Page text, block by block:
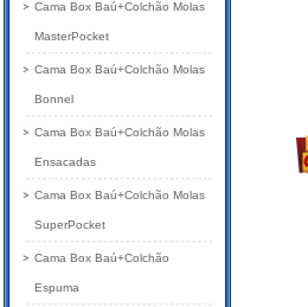
Cama Box Baú+Colchão Molas
MasterPocket
Cama Box Baú+Colchão Molas
Bonnel
Cama Box Baú+Colchão Molas
Ensacadas
Cama Box Baú+Colchão Molas
SuperPocket
Cama Box Baú+Colchão
Espuma